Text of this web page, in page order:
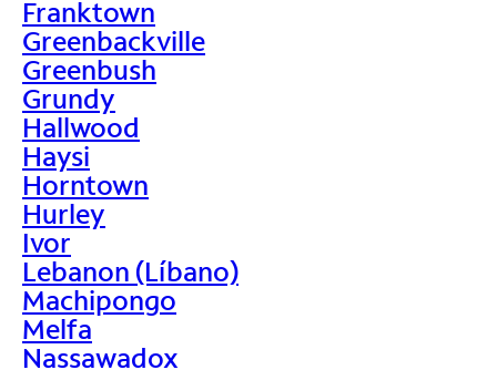
Franktown
Greenbackville
Greenbush
Grundy
Hallwood
Haysi
Horntown
Hurley
Ivor
Lebanon (Líbano)
Machipongo
Melfa
Nassawadox